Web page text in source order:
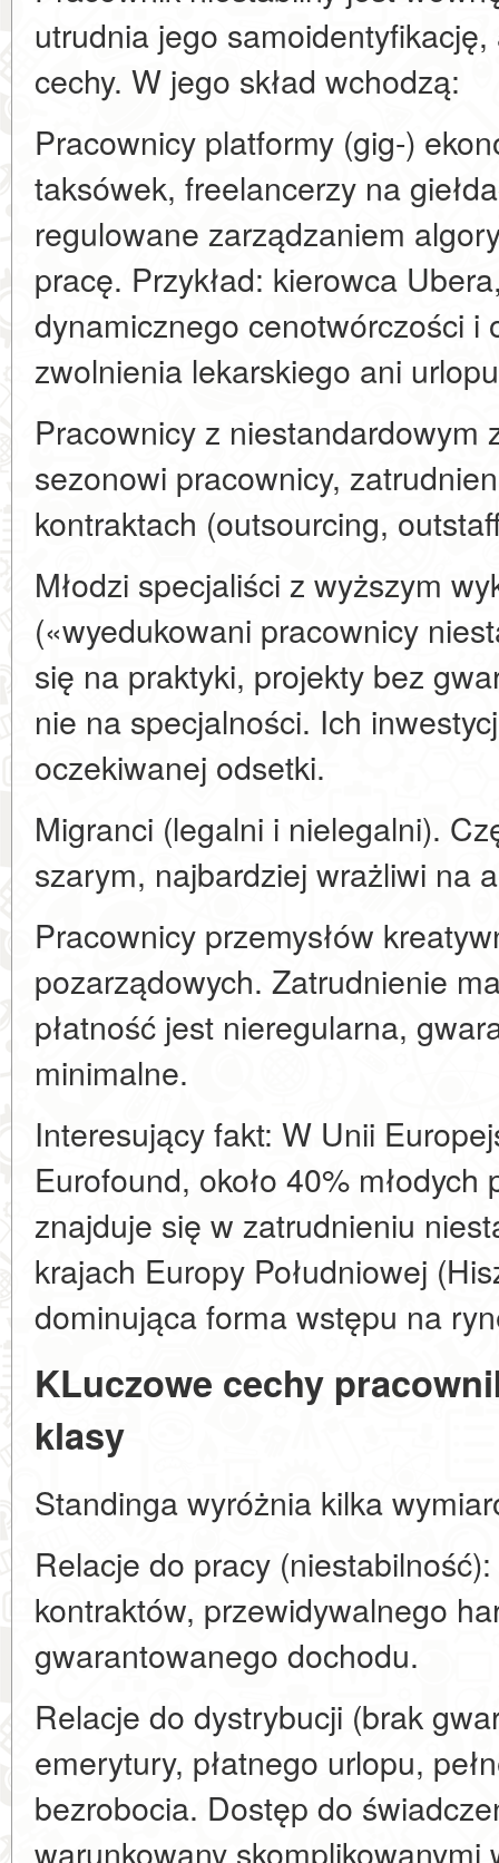
utrudnia jego
cechy. W jego skład wchodzą:
Pracownicy platformy (gig-)
taksówek, freelancerzy na
regulowane zarządzaniem
pracę. Przykład: kierowca
dynamicznego cenotwórczości i
zwolnienia lekarskiego ani
Pracownicy z niestandardowym
sezonowi pracownicy,
kontraktach (outsourcing,
Młodzi specjaliści z wyższym
(«wyedukowani pracownicy
się na praktyki, projekty bez
nie na specjalności. Ich
oczekiwanej odsetki.
Migranci (legalni i nielegalni).
szarym, najbardziej wrażliwi na
Pracownicy przemysłów
pozarządowych. Zatrudnienie
płatność jest nieregularna,
minimalne.
Interesujący fakt: W Unii
Eurofound, około 40%
znajduje się w zatrudnieniu
krajach Europy Południowej
dominująca forma wstępu na
KLuczowe cechy
klasy
Standinga wyróżnia kilka
Relacje do pracy
kontraktów, przewidywalnego
gwarantowanego dochodu.
Relacje do dystrybucji (brak
emerytury, płatnego urlopu,
bezrobocia. Dostęp do
warunkowany skomplikowanymi